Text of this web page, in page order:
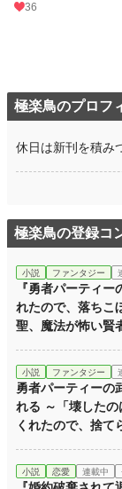
36
極楽鳥のプロフ
休日は新刊を積み
極楽鳥の登録コ
小説 ファンタジー
『勇者パーティ
れたので、落ちこ
聖、魔法が怖い賢
小説 ファンタジー
勇者パーティーの
れる ～「壊した
くれたので、捨て
小説 恋愛 連載中